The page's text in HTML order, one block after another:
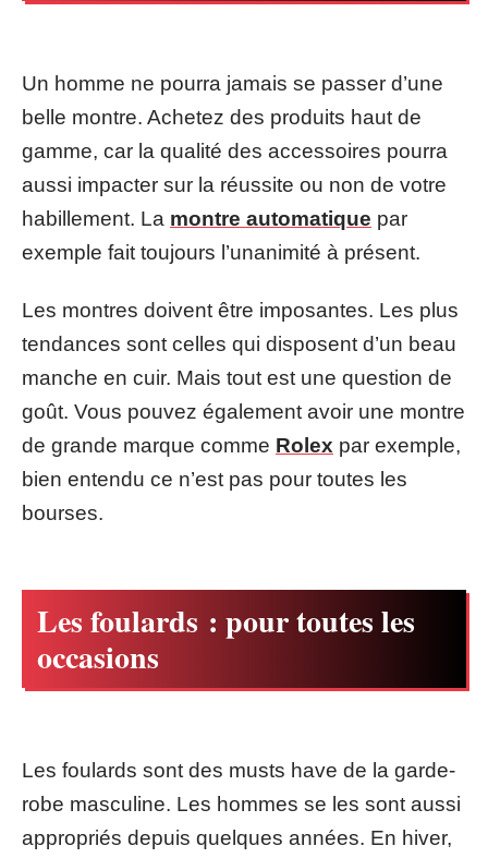
Un homme ne pourra jamais se passer d’une
belle montre. Achetez des produits haut de
gamme, car la qualité des accessoires pourra
aussi impacter sur la réussite ou non de votre
habillement. La montre automatique par
exemple fait toujours l’unanimité à présent.
Les montres doivent être imposantes. Les plus
tendances sont celles qui disposent d’un beau
manche en cuir. Mais tout est une question de
goût. Vous pouvez également avoir une montre
de grande marque comme Rolex par exemple,
bien entendu ce n’est pas pour toutes les
bourses.
Les foulards : pour toutes les
occasions
Les foulards sont des musts have de la garde-
robe masculine. Les hommes se les sont aussi
appropriés depuis quelques années. En hiver,